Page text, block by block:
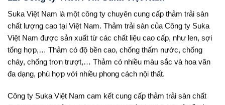
Suka Việt Nam là một công ty chuyên cung cấp thảm trải sàn
chất lượng cao tại Việt Nam. Thảm trải sàn của Công ty Suka
Việt Nam được sản xuất từ các chất liệu cao cấp, như len, sợi
tổng hợp,… Thảm có độ bền cao, chống thấm nước, chống
cháy, chống trơn trượt,… Thảm có nhiều màu sắc và hoa văn
đa dạng, phù hợp với nhiều phong cách nội thất.
Công ty Suka Việt Nam cam kết cung cấp thảm trải sàn chất